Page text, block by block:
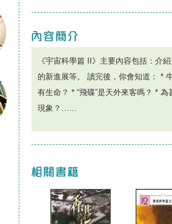
《宇宙科學篇 II》主要內容包括：介
的新進展等。 讀完後，你會知道： *
有生命？ * “飛碟”是天外來客嗎？ *
現象？……